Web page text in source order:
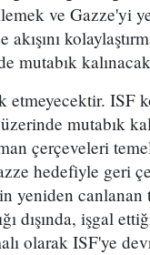
ve Gazze'yi
mutabık
ISF
mutabık
çerçeveleri
hedefiyle geri
yeniden
dışında, işgal
olarak ISF'ye